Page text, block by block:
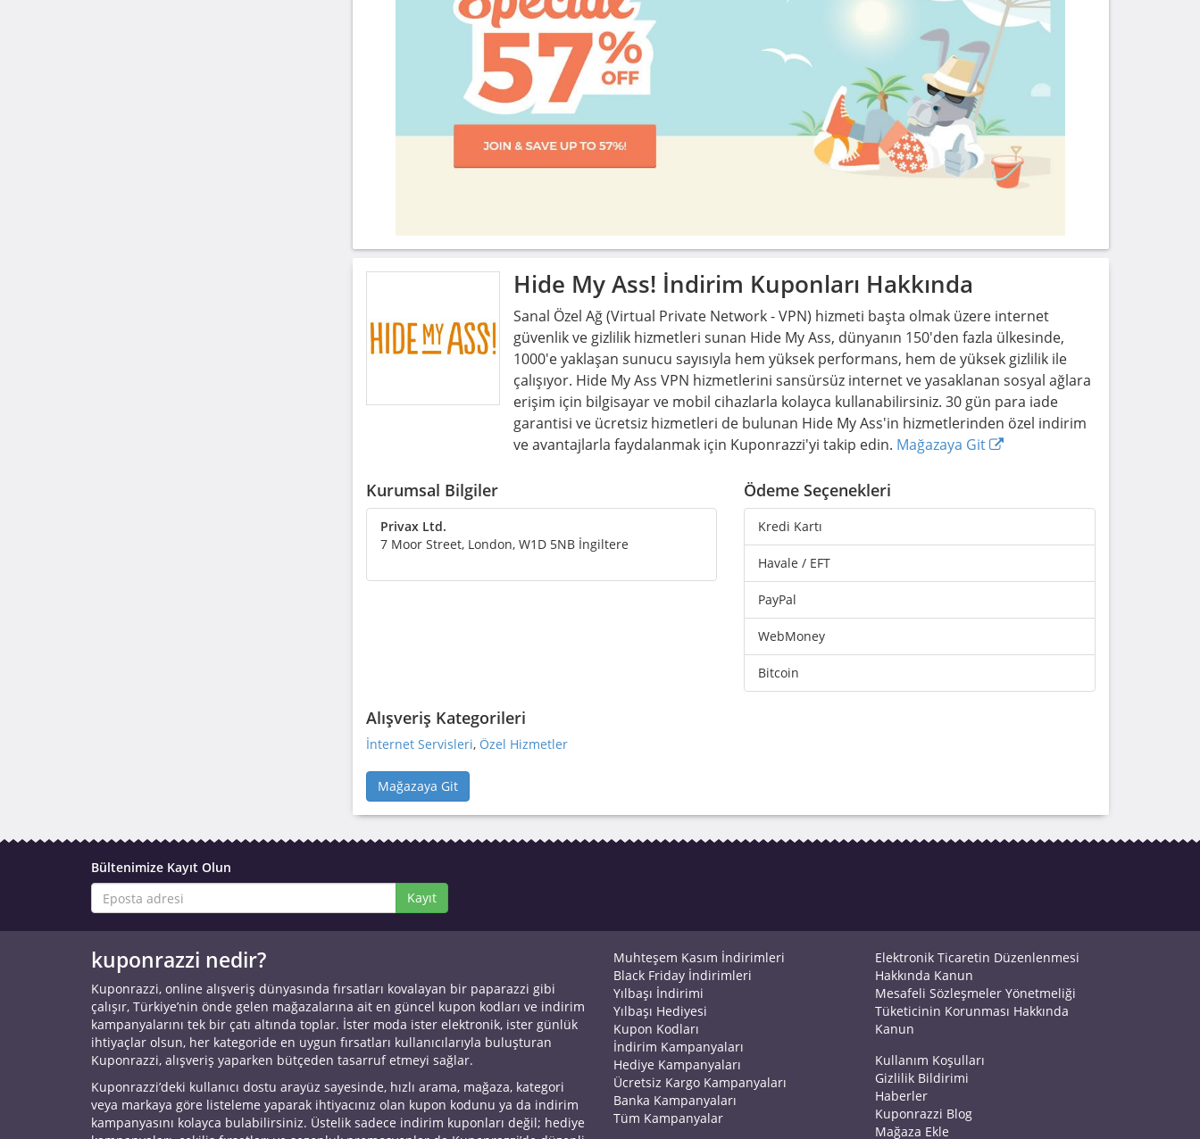
Hide My Ass! İndirim Kuponları Hakkında
Sanal Özel Ağ (Virtual Private Network - VPN) hizmeti başta olmak üzere internet
güvenlik ve gizlilik hizmetleri sunan Hide My Ass, dünyanın 150'den fazla ülkesinde,
1000'e yaklaşan sunucu sayısıyla hem yüksek performans, hem de yüksek gizlilik ile
çalışıyor. Hide My Ass VPN hizmetlerini sansürsüz internet ve yasaklanan sosyal ağlara
erişim için bilgisayar ve mobil cihazlarla kolayca kullanabilirsiniz. 30 gün para iade
garantisi ve ücretsiz hizmetleri de bulunan Hide My Ass'in hizmetlerinden özel indirim
ve avantajlarla faydalanmak için Kuponrazzi'yi takip edin. Mağazaya Git
Kurumsal Bilgiler
Privax Ltd.
7 Moor Street, London, W1D 5NB İngiltere
Ödeme Seçenekleri
Kredi Kartı
Havale / EFT
PayPal
WebMoney
Bitcoin
Alışveriş Kategorileri
İnternet Servisleri, Özel Hizmetler
Mağazaya Git
Bültenimize Kayıt Olun
Kayıt
kuponrazzi nedir?
Kuponrazzi, online alışveriş dünyasında fırsatları kovalayan bir paparazzi gibi
çalışır, Türkiye’nin önde gelen mağazalarına ait en güncel kupon kodları ve indirim
kampanyalarını tek bir çatı altında toplar. İster moda ister elektronik, ister günlük
ihtiyaçlar olsun, her kategoride en uygun fırsatları kullanıcılarıyla buluşturan
Kuponrazzi, alışveriş yaparken bütçeden tasarruf etmeyi sağlar.
Kuponrazzi’deki kullanıcı dostu arayüz sayesinde, hızlı arama, mağaza, kategori
veya markaya göre listeleme yaparak ihtiyacınız olan kupon kodunu ya da indirim
kampanyasını kolayca bulabilirsiniz. Üstelik sadece indirim kuponları değil; hediye
Muhteşem Kasım İndirimleri
Black Friday İndirimleri
Yılbaşı İndirimi
Yılbaşı Hediyesi
Kupon Kodları
İndirim Kampanyaları
Hediye Kampanyaları
Ücretsiz Kargo Kampanyaları
Banka Kampanyaları
Tüm Kampanyalar
Elektronik Ticaretin Düzenlenmesi
Hakkında Kanun
Mesafeli Sözleşmeler Yönetmeliği
Tüketicinin Korunması Hakkında
Kanun
Kullanım Koşulları
Gizlilik Bildirimi
Haberler
Kuponrazzi Blog
Mağaza Ekle